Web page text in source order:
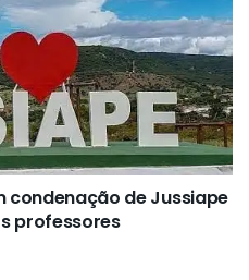
condenação de Jussiape
professores